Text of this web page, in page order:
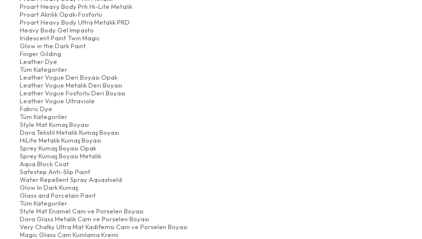
Proart Heavy Body Prh Hi-Lite Metalik
Proart Akrilik Opak-Fosforlu
Proart Heavy Body Ultra Metalik PRD
Heavy Body Gel Impasto
Iridescent Paint Twin Magic
Glow in the Dark Paint
Finger Gilding
Leather Dye
Tüm Kategoriler
Leather Vogue Deri Boyası Opak
Leather Vogue Metalik Deri Boyası
Leather Vogue Fosforlu Deri Boyası
Leather Vogue Ultraviole
Fabric Dye
Tüm Kategoriler
Style Mat Kumaş Boyası
Dora Tekstil Metalik Kumaş Boyası
HiLite Metalik Kumaş Boyası
Sprey Kumaş Boyası Opak
Sprey Kumaş Boyası Metalik
Aqua Block Coat
Safestep Anti-Slip Paint
Water Repellent Spray Aquashield
Glow In Dark Kumaş
Glass and Porcelain Paint
Tüm Kategoriler
Style Mat Enamel Cam ve Porselen Boyası
Dora Glass Metalik Cam ve Porselen Boyası
Very Chalky Ultra Mat Kadifemsi Cam ve Porselen Boyası
Magic Glass Cam Kumlama Kremi